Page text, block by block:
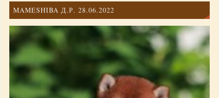
MAMESHIBA Д.Р. 28.06.2022